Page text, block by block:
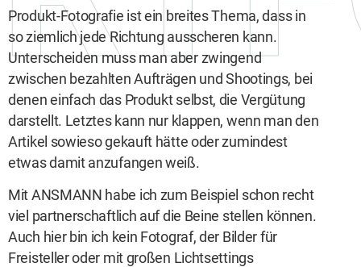
Produkt-Fotografie ist ein breites Thema, dass in
so ziemlich jede Richtung ausscheren kann.
Unterscheiden muss man aber zwingend
zwischen bezahlten Aufträgen und Shootings, bei
denen einfach das Produkt selbst, die Vergütung
darstellt. Letztes kann nur klappen, wenn man den
Artikel sowieso gekauft hätte oder zumindest
etwas damit anzufangen weiß.
Mit ANSMANN habe ich zum Beispiel schon recht
viel partnerschaftlich auf die Beine stellen können.
Auch hier bin ich kein Fotograf, der Bilder für
Freisteller oder mit großen Lichtsettings